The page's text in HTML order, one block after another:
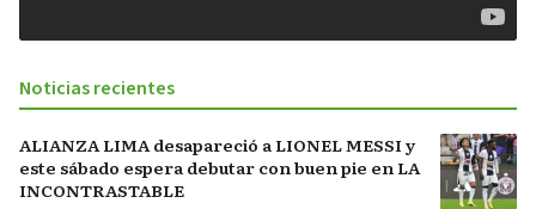
Noticias recientes
ALIANZA LIMA desapareció a LIONEL MESSI y
este sábado espera debutar con buen pie en LA
INCONTRASTABLE